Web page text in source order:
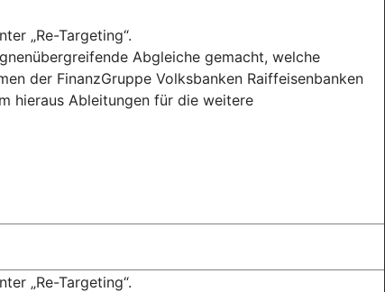
„Re-Targeting“.
Abgleiche gemacht, welche
der FinanzGruppe Volksbanken Raiffeisenbanken
hieraus Ableitungen für die weitere
„Re-Targeting“.